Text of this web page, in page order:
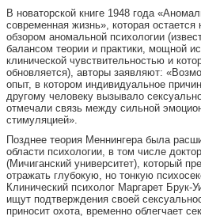
В новаторской книге 1948 года
современная жизнь», которая остается
обзором аномальной психологии
балансом теории и практики, мощной
клинической чувствительностью и
обновляется), авторы заявляют:
опыт, в котором индивидуальное
другому человеку вызывало
отмечали связь между сильной
стимуляцией».
Позднее теория Меннингера была
области психологии, в том числе
(Мичиганский университет), который
отражать глубокую, но тонкую
Клинический психолог Маргарет Брук-
ищут подтверждения своей
приносит охота, временно облегчает